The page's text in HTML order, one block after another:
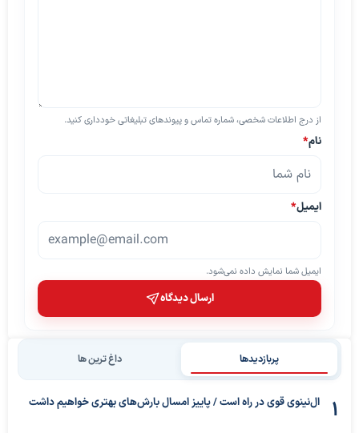
از درج اطلاعات شخصی، شماره تماس و پیوندهای تبلیغاتی خودداری کنید.
نام*
ایمیل*
ایمیل شما نمایش داده نمی‌شود.
ارسال دیدگاه
پربازدیدها داغ ترین ها
ال‌نینوی قوی در راه است / پاییز امسال بارش‌های بهتری خواهیم داشت